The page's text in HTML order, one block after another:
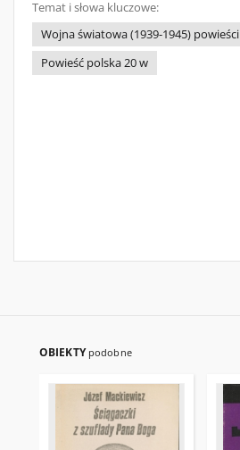
Temat i słowa kluczowe:
Wojna światowa (1939-1945) powieści
Powieść polska 20 w
OBIEKTY podobne